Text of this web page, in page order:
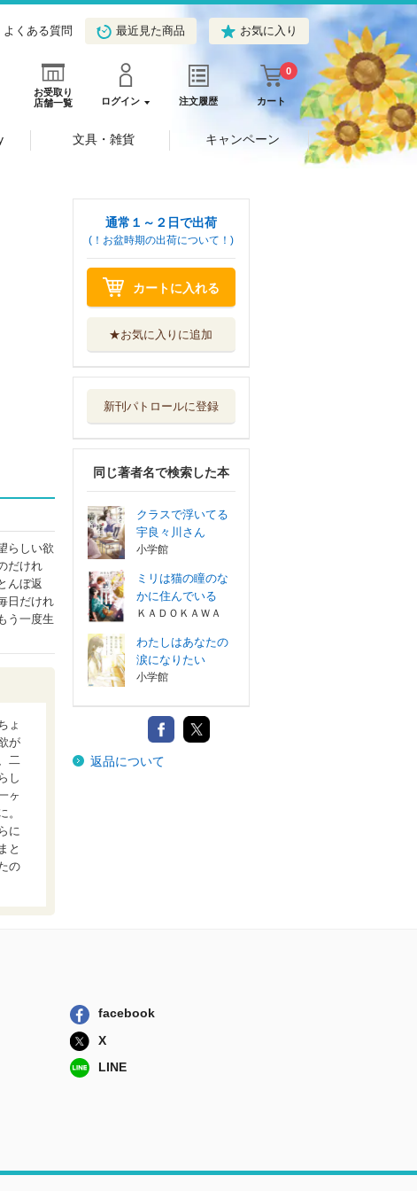
よくある質問 最近見た商品 お気に入り
お受取り
店舗一覧
ログイン 注文履歴 カート
0
文具・雑貨 キャンペーン
らしい欲
だけれ
んぼ返
日だけれ
う一度生
ょ
が
二
し
ヶ
に
と
の
通常１～２日で出荷
(！お盆時期の出荷について！)
カートに入れる
★お気に入りに追加
新刊パトロールに登録
同じ著者名で検索した本
クラスで浮いてる
宇良々川さん
小学館
ミリは猫の瞳のな
かに住んでいる
ＫＡＤＯＫＡＷＡ
わたしはあなたの
涙になりたい
小学館
返品について
facebook
X
LINE